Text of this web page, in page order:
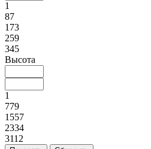
1
87
173
259
345
Высота
1
779
1557
2334
3112